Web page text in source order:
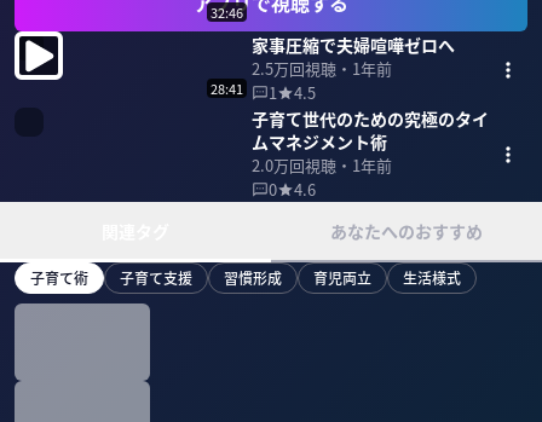
32:46
家事圧縮で夫婦喧嘩ゼロへ
2.5万回視聴・ 1年前
1
4.5
28:41
子育て世代のための究極のタイ
ムマネジメント術
2.0万回視聴・ 1年前
0
4.6
あなたへのおすすめ
子育て術 子育て支援 習慣形成 育児両立 生活様式